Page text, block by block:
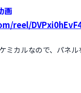
画
reel/
ミカルなので、パネ